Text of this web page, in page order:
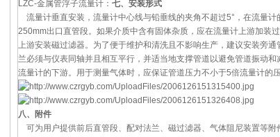
LZC-金属管浮子流量计： 七、安装形式
流量计垂直安装，流量计中心线与铅垂线的夹角不超过5°，在流量
250mm出口直管段。如果介质中含有固体杂质，应在流量计上游加装
上游安装磁过滤器。为了便于维护和清洗且不影响生产，建议安装旁
兰必须与仪表同轴并且相互平行，并适当地支撑管道以避免管道振动
流量计的下游。用于测量气体时，应保证管道压力不小于5倍流量计的
八、附件
可为用户提供前后直管段、配对法兰、磁过滤器、气体阻尼装置等